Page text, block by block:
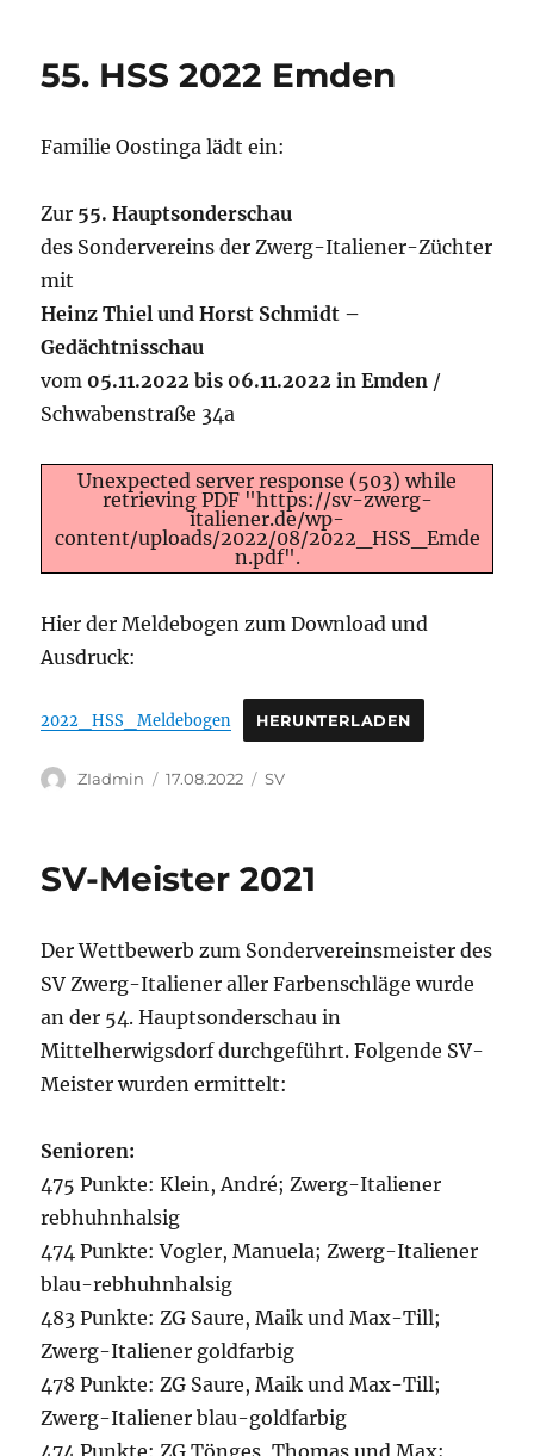
55. HSS 2022 Emden
Familie Oostinga lädt ein:
Zur 55. Hauptsonderschau
des Sondervereins der Zwerg-Italiener-Züchter
mit
Heinz Thiel und Horst Schmidt –
Gedächtnisschau
vom 05.11.2022 bis 06.11.2022 in Emden /
Schwabenstraße 34a
Unexpected server response (503) while
retrieving PDF "https://sv-zwerg-
italiener.de/wp-
content/uploads/2022/08/2022_HSS_Emde
n.pdf".
Hier der Meldebogen zum Download und
Ausdruck:
2022_HSS_Meldebogen HERUNTERLADEN
Autor
ZIadmin
Veröffentlicht
17.08.2022 Kategorien
SV
SV-Meister 2021
Der Wettbewerb zum Sondervereinsmeister des
SV Zwerg-Italiener aller Farbenschläge wurde
an der 54. Hauptsonderschau in
Mittelherwigsdorf durchgeführt. Folgende SV-
Meister wurden ermittelt:
Senioren:
475 Punkte: Klein, André; Zwerg-Italiener
rebhuhnhalsig
474 Punkte: Vogler, Manuela; Zwerg-Italiener
blau-rebhuhnhalsig
483 Punkte: ZG Saure, Maik und Max-Till;
Zwerg-Italiener goldfarbig
478 Punkte: ZG Saure, Maik und Max-Till;
Zwerg-Italiener blau-goldfarbig
474 Punkte: ZG Tönges, Thomas und Max;